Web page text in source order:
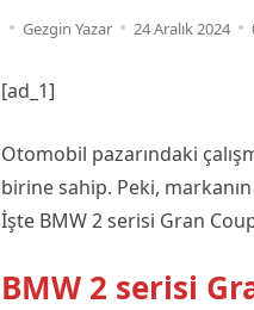
Gezgin Yazar 24 Aralık 2024
[ad_1]
Otomobil pazarındaki
birine sahip. Peki,
İşte BMW 2 serisi Gran
BMW 2 serisi